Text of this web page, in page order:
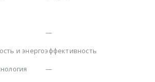
—
и энергоэффективность
—